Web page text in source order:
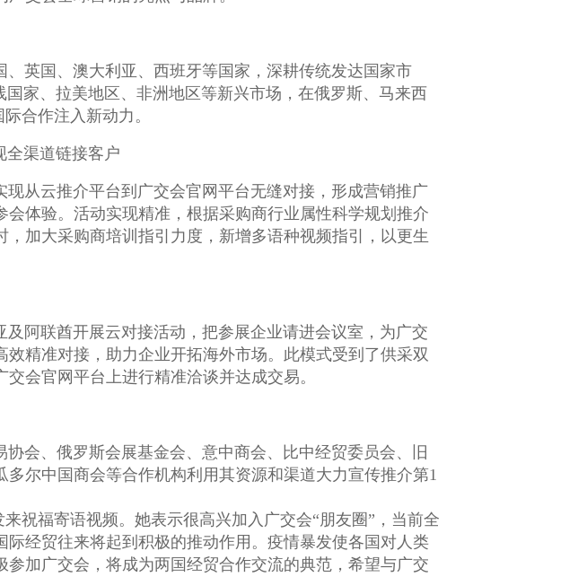
英国、澳大利亚、西班牙等国家，深耕传统发达国家市
家、拉美地区、非洲地区等新兴市场，在俄罗斯、马来西
合作注入新动力。
全渠道链接客户
从云推介平台到广交会官网平台无缝对接，形成营销推广
体验。活动实现精准，根据采购商行业属性科学规划推介
加大采购商培训指引力度，新增多语种视频指引，以更生
阿联酋开展云对接活动，把参展企业请进会议室，为广交
精准对接，助力企业开拓海外市场。此模式受到了供采双
会官网平台上进行精准洽谈并达成交易。
会、俄罗斯会展基金会、意中商会、比中经贸委员会、旧
尔中国商会等合作机构利用其资源和渠道大力宣传推介第1
祝福寄语视频。她表示很高兴加入广交会“朋友圈”，当前全
经贸往来将起到积极的推动作用。疫情暴发使各国对人类
加广交会，将成为两国经贸合作交流的典范，希望与广交